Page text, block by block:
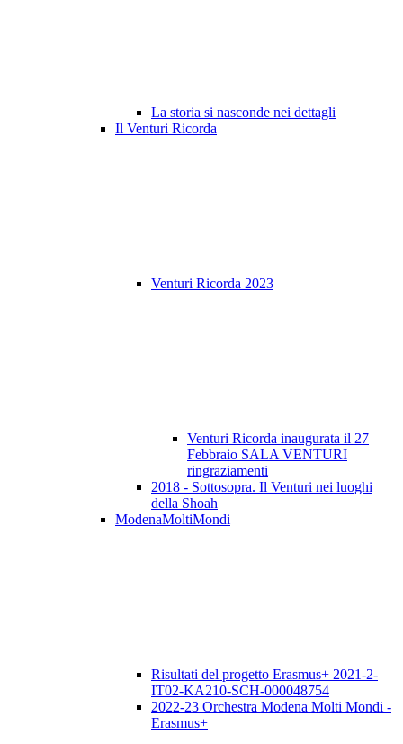
La storia si nasconde nei dettagli
Il Venturi Ricorda
Venturi Ricorda 2023
Venturi Ricorda inaugurata il 27
Febbraio SALA VENTURI
ringraziamenti
2018 - Sottosopra. Il Venturi nei luoghi
della Shoah
ModenaMoltiMondi
Risultati del progetto Erasmus+ 2021-2-
IT02-KA210-SCH-000048754
2022-23 Orchestra Modena Molti Mondi -
Erasmus+